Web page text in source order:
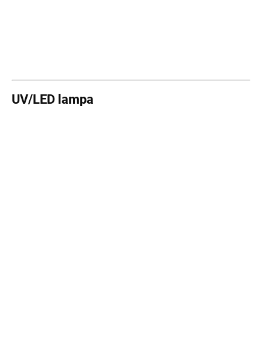
UV/LED lampa